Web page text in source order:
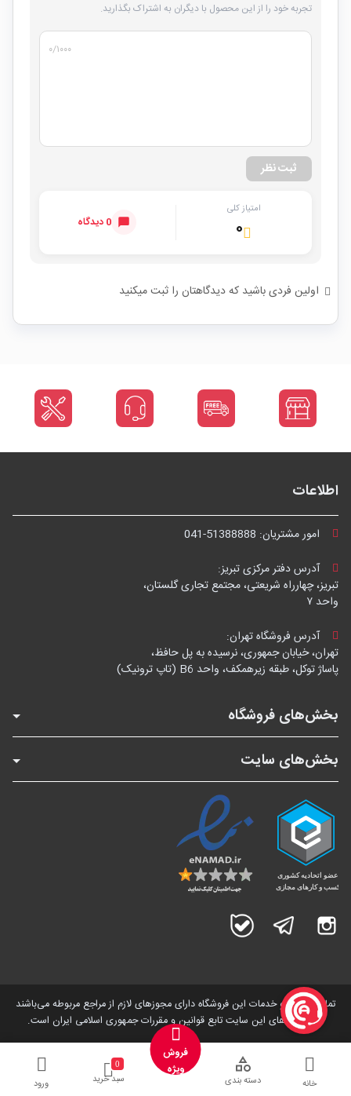
تجربه خود را از این محصول با دیگران به اشتراک بگذارید.
۰/۱۰۰۰
ثبت نظر
امتیاز کلی
۰ 0 دیدگاه
اولین فردی باشید که دیدگاهتان را ثبت میکنید
اطلاعات
امور مشتریان: 041-51388888
آدرس دفتر مرکزی تبریز:
تبریز، چهارراه شریعتی، مجتمع تجاری گلستان،
واحد ۷
آدرس فروشگاه تهران:
تهران، خیابان جمهوری، نرسیده به پل حافظ،
پاساژ توکل، طبقه زیرهمکف، واحد B6 (تاپ ترونیک)
بخش‌های فروشگاه
بخش‌های سایت
اینستاگرام تلگرام
تمامی کالاها و خدمات این فروشگاه دارای مجوز‌های لازم از مراجع مربوطه می‌باشند
و فعالیت های این سایت تابع قوانین و مقررات جمهوری اسلامی ایران است.
خانه دسته بندی
فروش
ویژه
0
سبد خرید ورود